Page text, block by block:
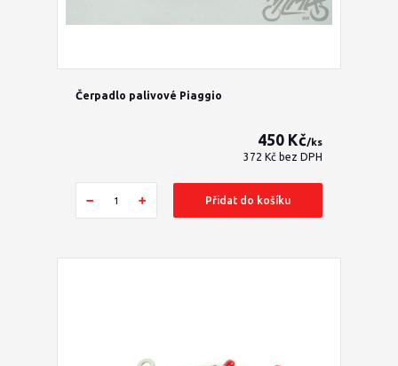
Čerpadlo palivové Piaggio
450 Kč/ks
372 Kč bez DPH
Přidat do košíku